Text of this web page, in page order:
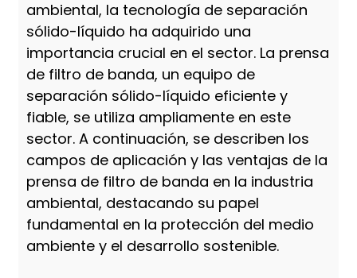
ambiental, la tecnología de separación
sólido-líquido ha adquirido una
importancia crucial en el sector. La prensa
de filtro de banda, un equipo de
separación sólido-líquido eficiente y
fiable, se utiliza ampliamente en este
sector. A continuación, se describen los
campos de aplicación y las ventajas de la
prensa de filtro de banda en la industria
ambiental, destacando su papel
fundamental en la protección del medio
ambiente y el desarrollo sostenible.